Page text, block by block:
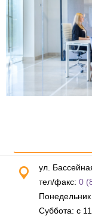
ул.
тел/факс: 0
Суббота: с